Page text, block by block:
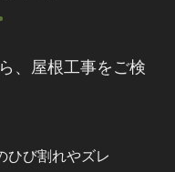
、屋根工事をご検
ひび割れやズレ